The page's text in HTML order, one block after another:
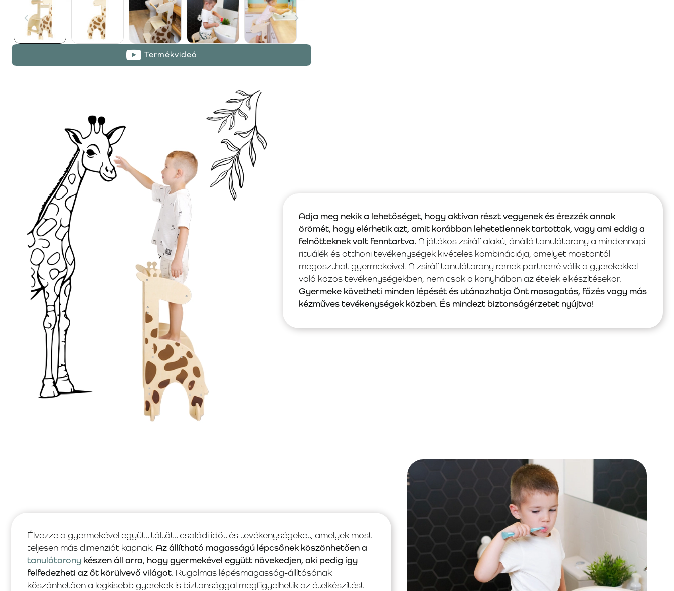
Termékvideó
Adja meg nekik a lehetőséget, hogy aktívan részt vegyenek és érezzék annak
örömét, hogy elérhetik azt, amit korábban lehetetlennek tartottak, vagy ami eddig a
felnőtteknek volt fenntartva. A játékos zsiráf alakú, önálló tanulótorony a mindennapi
rituálék és otthoni tevékenységek kivételes kombinációja, amelyet mostantól
megoszthat gyermekeivel. A zsiráf tanulótorony remek partnerré válik a gyerekekkel
való közös tevékenységekben, nem csak a konyhában az ételek elkészítésekor.
Gyermeke követheti minden lépését és utánozhatja Önt mosogatás, főzés vagy más
kézműves tevékenységek közben. És mindezt biztonságérzetet nyújtva!
Élvezze a gyermekével együtt töltött családi időt és tevékenységeket, amelyek most
teljesen más dimenziót kapnak. Az állítható magasságú lépcsőnek köszönhetően a
tanulótorony készen áll arra, hogy gyermekével együtt növekedjen, aki pedig így
felfedezheti az őt körülvevő világot. Rugalmas lépésmagasság-állításának
köszönhetően a legkisebb gyerekek is biztonsággal megfigyelhetik az ételkészítést